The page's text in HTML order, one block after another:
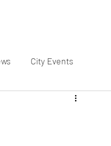
City Events
actors gallery